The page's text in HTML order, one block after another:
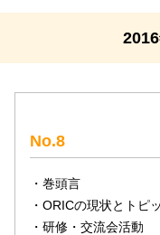
No.8
・巻頭言
・ORICの現状とトピ
・研修・交流会活動